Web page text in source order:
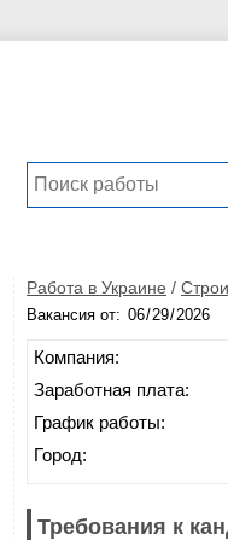
Работа в Украине /
Вакансия от:
Компания:
Заработная плата:
График работы:
Город:
Требования к